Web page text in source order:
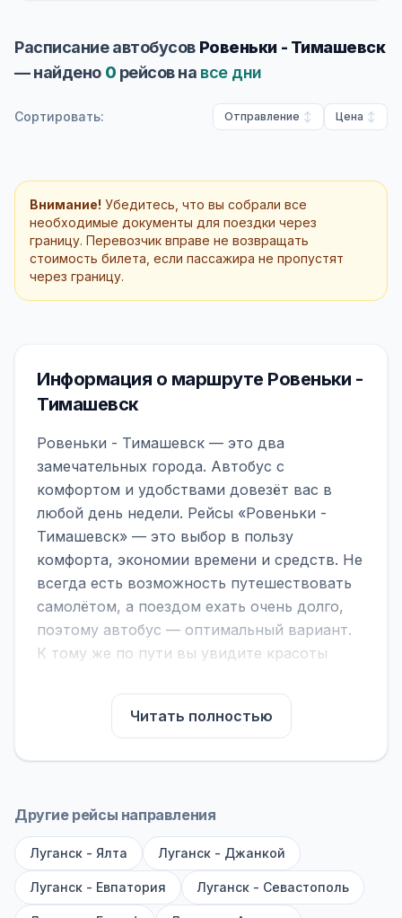
Расписание автобусов Ровеньки - Тимашевск
— найдено 0 рейсов на все дни
Сортировать: Отправление Цена
Внимание! Убедитесь, что вы собрали все
необходимые документы для поездки через
границу. Перевозчик вправе не возвращать
стоимость билета, если пассажира не пропустят
через границу.
Информация о маршруте Ровеньки -
Тимашевск
Ровеньки - Тимашевск — это два
замечательных города. Автобус с
комфортом и удобствами довезёт вас в
любой день недели. Рейсы «Ровеньки -
Тимашевск» — это выбор в пользу
комфорта, экономии времени и средств. Не
всегда есть возможность путешествовать
самолётом, а поездом ехать очень долго,
поэтому автобус — оптимальный вариант.
К тому же по пути вы увидите красоты
На нашем сайте вы можете найти
расписание автобусов Ровеньки -
Тимашевск, сравнить рейсы и выбрать
обратите внимание на микроавтобусы (8–18
большие автобусы (от 40 мест): у них лучше
подвеска и дорога ощущается меньше.
Читать полностью
Другие рейсы направления
Луганск - Ялта Луганск - Джанкой
Луганск - Евпатория Луганск - Севастополь